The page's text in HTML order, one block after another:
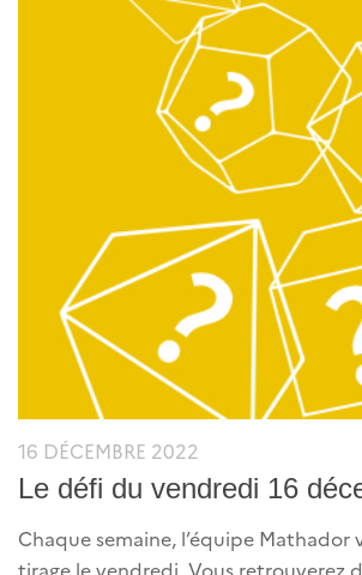
16 DÉCEMBRE 2022
Le défi du vendredi 16
Chaque semaine, l’équipe Mathador
tirage le vendredi. Vous retrouverez